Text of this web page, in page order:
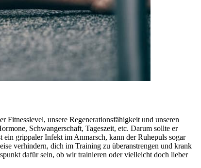
Fitnesslevel, unsere Regenerationsfähigkeit und unseren
Schwangerschaft, Tageszeit, etc. Darum sollte er
grippaler Infekt im Anmarsch, kann der Ruhepuls sogar
verhindern, dich im Training zu überanstrengen und krank
dafür sein, ob wir trainieren oder vielleicht doch lieber